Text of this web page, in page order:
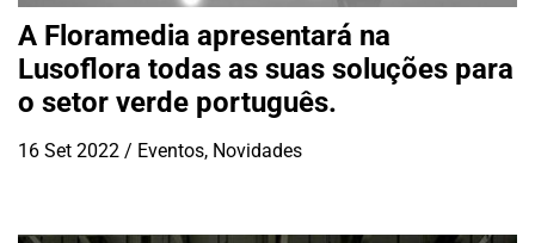
A Floramedia apresentará na
Lusoflora todas as suas soluções para
o setor verde português.
16 Set 2022 / Eventos, Novidades